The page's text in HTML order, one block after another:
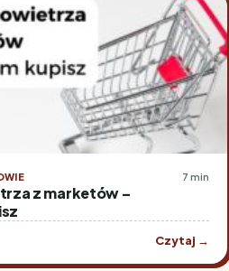
7 min
z marketów –
Czytaj →